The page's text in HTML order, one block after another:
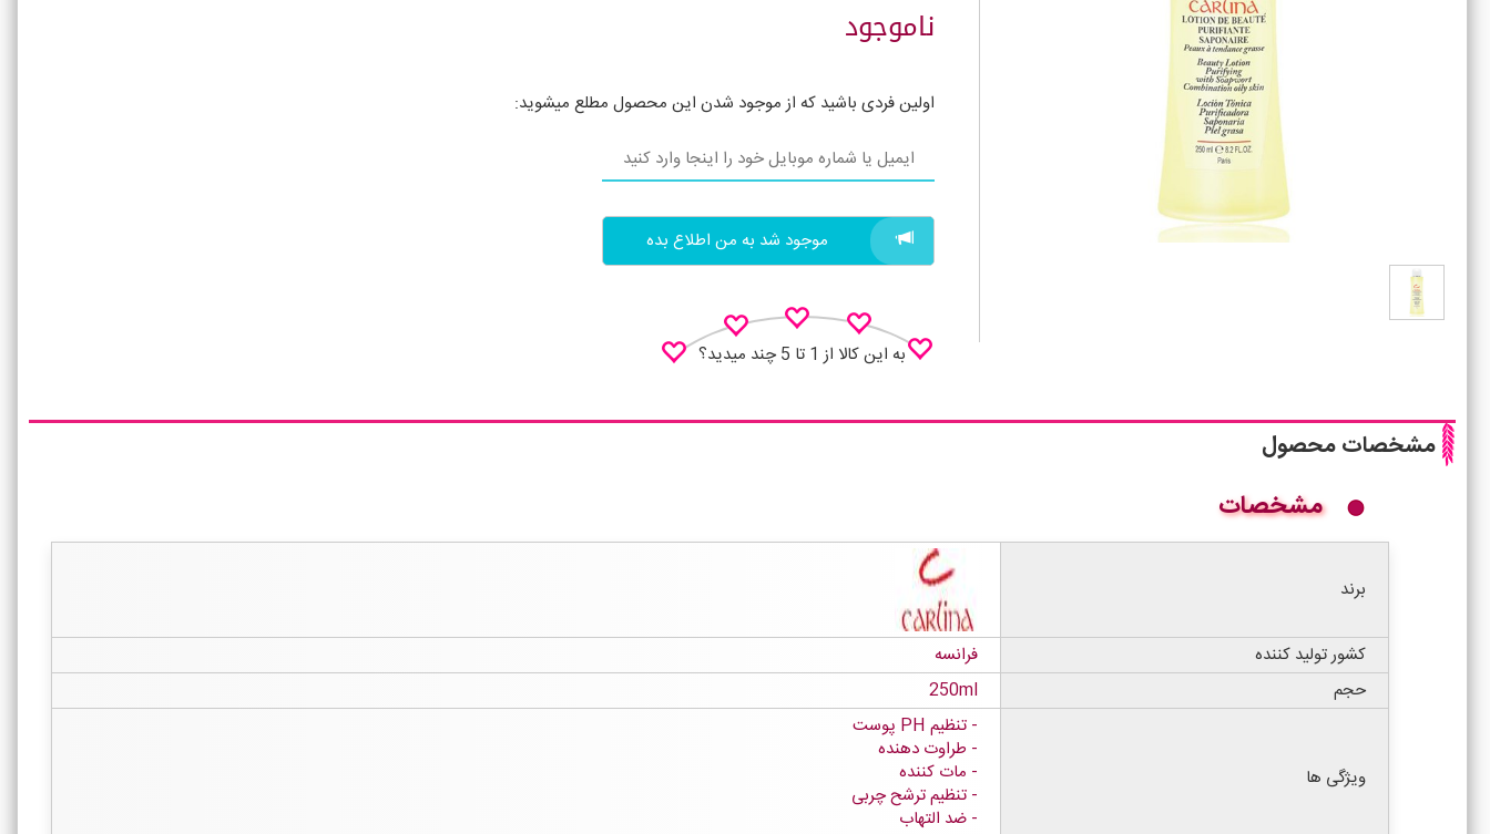
ناموجود
اولین فردی باشید که از موجود شدن این محصول مطلع میشوید:
موجود شد به من اطلاع بده
به این کالا از 1 تا 5 چند میدید؟
مشخصات محصول
مشخصات
برند
کشور تولید کننده
فرانسه
حجم
250ml
ویژگی ها
تنظیم PH پوست
طراوت دهنده
مات کننده
تنظیم ترشح چربی
ضد التهاب